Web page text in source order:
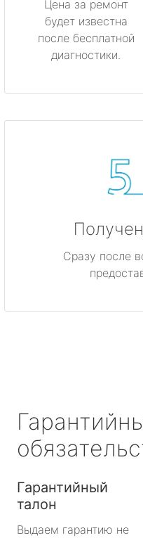
Цена за ремонт
будет известна
после бесплатной
диагностики.
Сразу после
Гарантийный
талон
Выдаем гарантию не